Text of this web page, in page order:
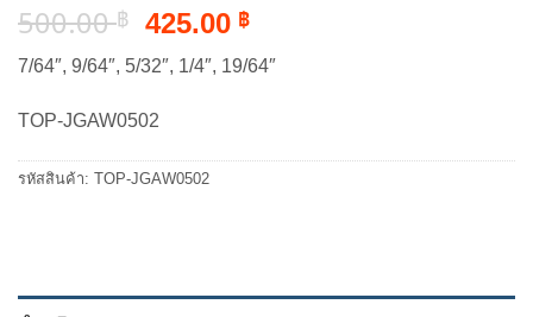
500.00฿ Original
price
was:
500.00 ฿.
425.00 ฿Current
price
is:
7/64″, 9/64″, 5/32″, 1/4″, 19/64″
TOP-JGAW0502
รหัสสินค้า: TOP-JGAW0502